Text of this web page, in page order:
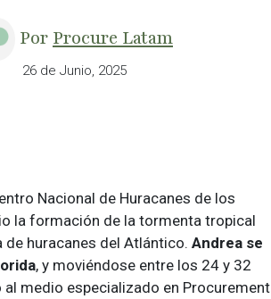
Por Procure Latam
26 de Junio, 2025
Nacional de Huracanes de los
la formación de la tormenta tropical
huracanes del Atlántico. Andrea se
, y moviéndose entre los 24 y 32
medio especializado en Procurement